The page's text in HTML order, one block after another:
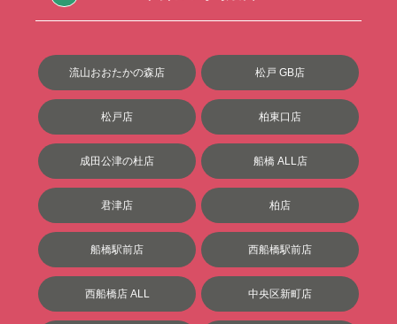
流山おおたかの森店 松戸 GB店
松戸店 柏東口店
成田公津の杜店 船橋 ALL店
君津店 柏店
船橋駅前店 西船橋駅前店
西船橋店 ALL 中央区新町店